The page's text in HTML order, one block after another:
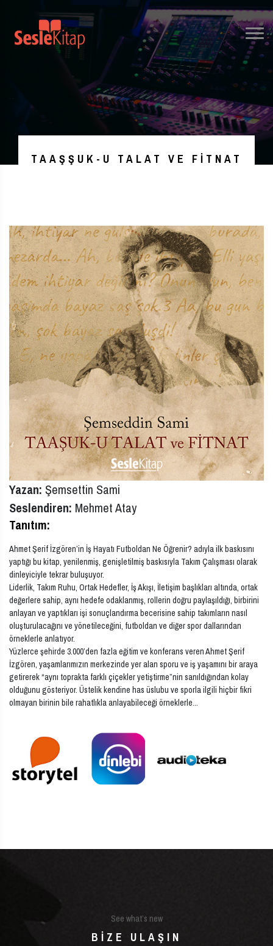
TAAŞŞUK-U TALAT VE FITNAT
Yazan: Şemsettin Sami
Seslendiren: Mehmet Atay
Tanıtım:
Ahmet Şerif İzgören’in İş Hayatı Futboldan Ne Öğrenir? adıyla ilk baskısını
yaptığı bu kitap, yenilenmiş, genişletilmiş baskısıyla Takım Çalışması olarak
dinleyiciyle tekrar buluşuyor.
Liderlik, Takım Ruhu, Ortak Hedefler, İş Akışı, İletişim başlıkları altında, ortak
değerlere sahip, aynı hedefe odaklanmış, rollerin doğru paylaşıldığı, birbirini
anlayan ve yaptıkları işi sonuçlandırma becerisine sahip takımların nasıl
oluşturulacağını ve yönetileceğini, futboldan ve diğer spor dallarından
örneklerle anlatıyor.
Yüzlerce şehirde 3.000’den fazla eğitim ve konferans veren Ahmet Şerif
İzgören, yaşamlarımızın merkezinde yer alan sporu ve iş yaşamını bir araya
getirerek “aynı toprakta farklı çiçekler yetiştirme”nin sanıldığından kolay
olduğunu gösteriyor. Üstelik kendine has üslubu ve sporla ilgili hiçbir fikri
olmayan birinin bile rahatlıkla anlayabileceği örneklerle...
See what’s new
BIZE ULAŞIN